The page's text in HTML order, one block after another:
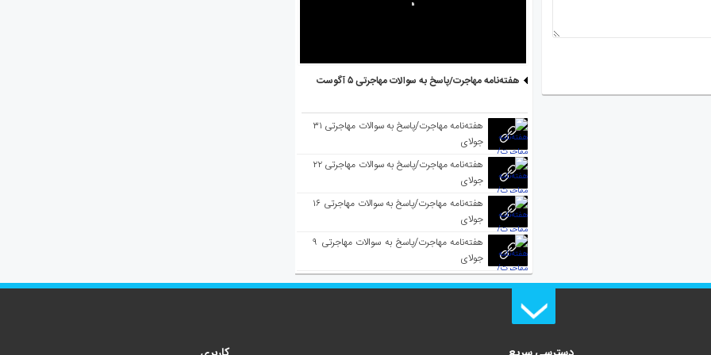
هفته‌نامه مهاجرت/پاسخ به سوالات مهاجرتی ۵ آگوست
هفته‌نامه مهاجرت/پاسخ به سوالات مهاجرتی ۳۱
جولای
هفته‌نامه مهاجرت/پاسخ به سوالات مهاجرتی ۲۲
جولای
هفته‌نامه مهاجرت/پاسخ به سوالات مهاجرتی ۱۶
جولای
هفته‌نامه مهاجرت/پاسخ به سوالات مهاجرتی ۹
جولای